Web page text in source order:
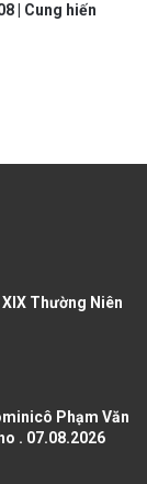
| Cung hiến
XIX Thường Niên
Phạm Văn
. 07.08.2026